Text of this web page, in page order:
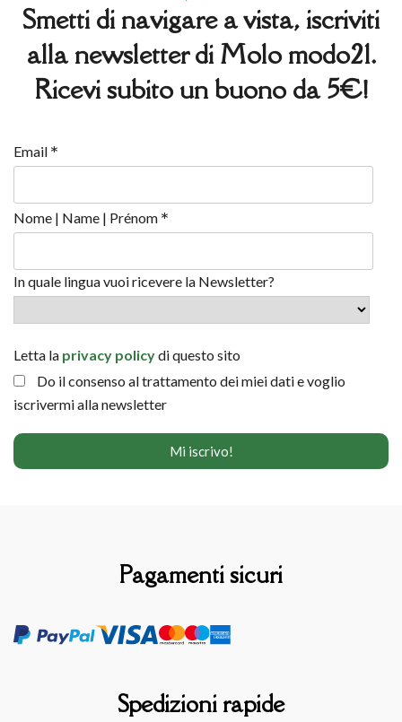
Smetti di navigare a vista, iscriviti
alla newsletter di Molo modo21.
Ricevi subito un buono da 5€!
Email *
Nome | Name | Prénom *
In quale lingua vuoi ricevere la Newsletter?
Letta la privacy policydi questo sito
Do il consenso al trattamento dei miei dati e voglio
iscrivermi alla newsletter
Pagamenti sicuri
Spedizioni rapide